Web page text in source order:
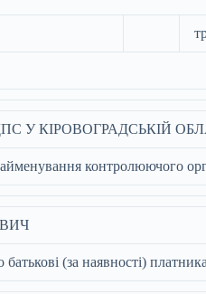
У КІРОВОГРАДСЬКІЙ
контролюючого
батькові (за наявності)